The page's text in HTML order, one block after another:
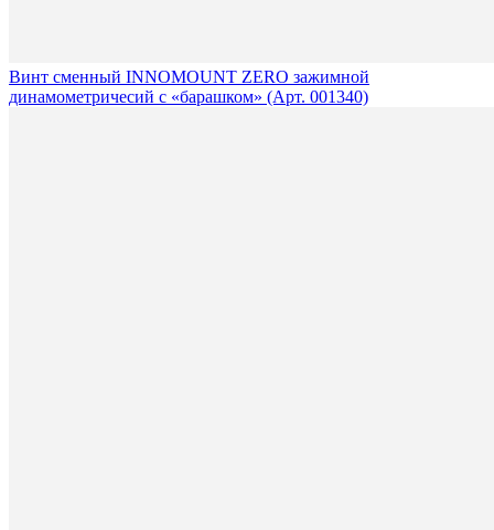
Винт сменный INNOMOUNT ZERO зажимной
динамометричесий с «барашком» (Арт. 001340)